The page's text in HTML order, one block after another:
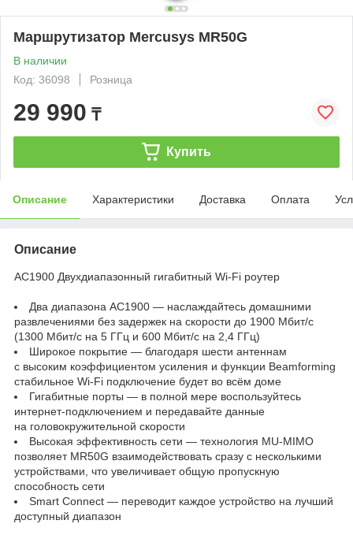
Маршрутизатор Mercusys MR50G
В наличии
Код: 36098
Розница
29 990 ₸
Купить
Описание Характеристики Доставка Оплата
Описание
AC1900 Двухдиапазонный гигабитный Wi-Fi роутер
Два диапазона AC1900 — наслаждайтесь домашними
развлечениями без задержек на скорости до 1900 Мбит/с
(1300 Мбит/с на 5 ГГц и 600 Мбит/с на 2,4 ГГц)
Широкое покрытие — благодаря шести антеннам
с высоким коэффициентом усиления и функции Beamforming
стабильное Wi‑Fi подключение будет во всём доме
Гигабитные порты — в полной мере воспользуйтесь
интернет‑подключением и передавайте данные
на головокружительной скорости
Высокая эффективность сети — технология MU-MIMO
позволяет MR50G взаимодействовать сразу с несколькими
устройствами, что увеличивает общую пропускную
способность сети
Smart Connect — переводит каждое устройство на лучший
доступный диапазон